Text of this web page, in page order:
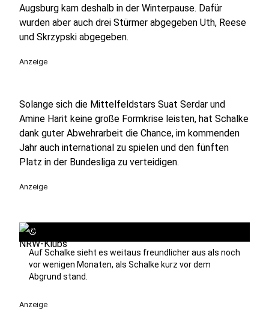
Augsburg kam deshalb in der Winterpause. Dafür
wurden aber auch drei Stürmer abgegeben Uth, Reese
und Skrzypski abgegeben.
Anzeige
Solange sich die Mittelfeldstars Suat Serdar und
Amine Harit keine große Formkrise leisten, hat Schalke
dank guter Abwehrarbeit die Chance, im kommenden
Jahr auch international zu spielen und den fünften
Platz in der Bundesliga zu verteidigen.
Anzeige
©
Auf Schalke sieht es weitaus freundlicher aus als noch
vor wenigen Monaten, als Schalke kurz vor dem
Abgrund stand.
Anzeige